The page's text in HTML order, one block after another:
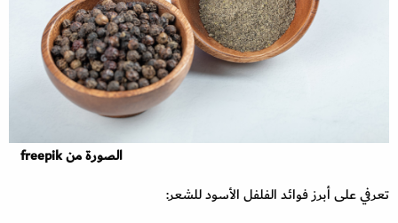
الصورة من freepik
تعرفي على أبرز فوائد الفلفل الأسود للشعر: